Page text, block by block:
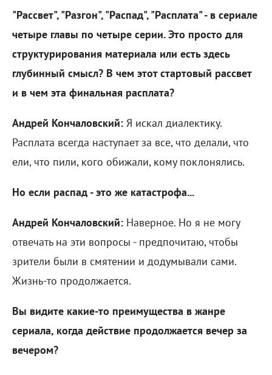
"Рассвет", "Разгон", "Распад", "Расплата" - в сериале
четыре главы по четыре серии. Это просто для
структурирования материала или есть здесь
глубинный смысл? В чем этот стартовый рассвет
и в чем эта финальная расплата?
Андрей Кончаловский: Я искал диалектику.
Расплата всегда наступает за все, что делали, что
ели, что пили, кого обижали, кому поклонялись.
Но если распад - это же катастрофа...
Андрей Кончаловский: Наверное. Но я не могу
отвечать на эти вопросы - предпочитаю, чтобы
зрители были в смятении и додумывали сами.
Жизнь-то продолжается.
Вы видите какие-то преимущества в жанре
сериала, когда действие продолжается вечер за
вечером?